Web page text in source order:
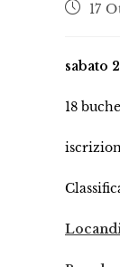
17
sabato
18